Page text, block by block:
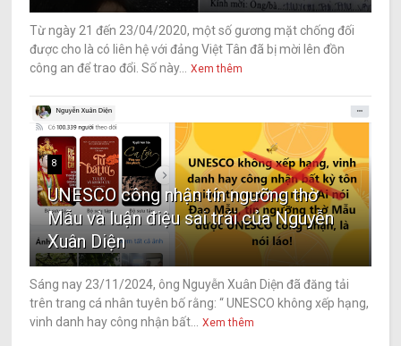
Từ ngày 21 đến 23/04/2020, một số gương mặt chống đối
được cho là có liên hệ với đảng Việt Tân đã bị mời lên đồn
công an để trao đổi. Số này...
Xem thêm
8
UNESCO công nhận tín ngưỡng thờ
Mẫu và luận điệu sai trái của Nguyễn
Xuân Diện
Sáng nay 23/11/2024, ông Nguyễn Xuân Diện đã đăng tải
trên trang cá nhân tuyên bố rằng: “ UNESCO không xếp hạng,
vinh danh hay công nhận bất...
Xem thêm